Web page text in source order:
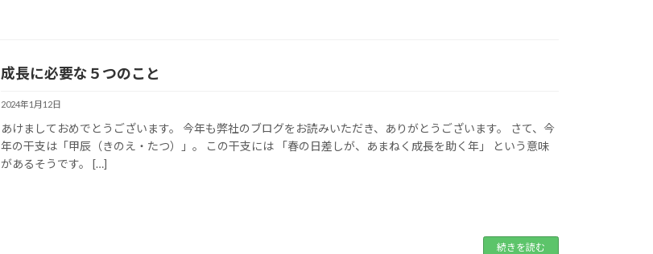
成長に必要な５つのこと
2024年1月12日
あけましておめでとうございます。 今年も弊社のブログをお読みいただき、ありがとうございます。 さて、今
年の干支は「甲辰（きのえ・たつ）」。 この干支には 「春の日差しが、あまねく成長を助く年」 という意味
があるそうです。 […]
続きを読む